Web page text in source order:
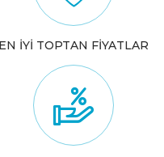
EN İYİ TOPTAN FİYATLAR